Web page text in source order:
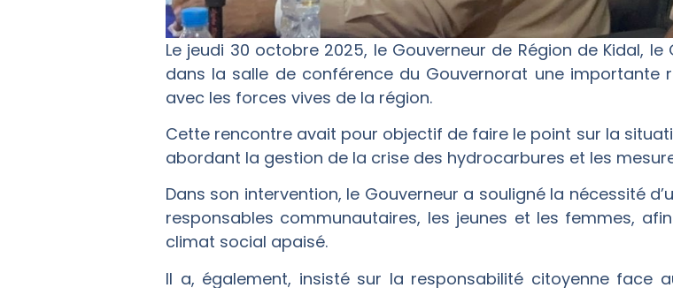
Le jeudi 30 octobre 2025, le Gouverneur de Région de Kidal,
dans la salle de conférence du Gouvernorat une importante
avec les forces vives de la région.
Cette rencontre avait pour objectif de faire le point sur la
abordant la gestion de la crise des hydrocarbures et les
Dans son intervention, le Gouverneur a souligné la nécessité
responsables communautaires, les jeunes et les femmes,
climat social apaisé.
Il a, également, insisté sur la responsabilité citoyenne face